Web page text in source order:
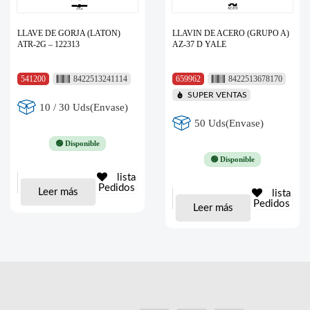
LLAVE DE GORJA (LATON)
ATR-2G – 122313
541200 8422513241114
10 / 30 Uds(Envase)
🟢 Disponible
Leer más
lista
Pedidos
LLAVIN DE ACERO (GRUPO A)
AZ-37 D YALE
659962 8422513678170
SUPER VENTAS
50 Uds(Envase)
🟢 Disponible
Leer más
lista
Pedidos